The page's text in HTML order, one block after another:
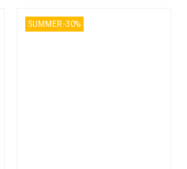
SUMMER -30%